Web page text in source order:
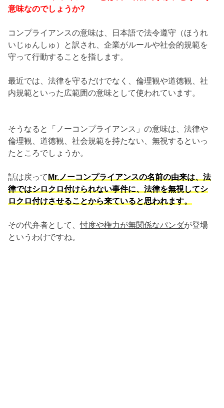
意味なのでしょうか?
コンプライアンスの意味は、日本語で法令遵守（ほうれ
いじゅんしゅ）と訳され、企業がルールや社会的規範を
守って行動することを指します。
最近では、法律を守るだけでなく、倫理観や道徳観、社
内規範といった広範囲の意味として使われています。
そうなると「ノーコンプライアンス」の意味は、法律や
倫理観、道徳観、社会規範を持たない、無視するといっ
たところでしょうか。
話は戻ってMr.ノーコンプライアンスの名前の由来は、法
律ではシロクロ付けられない事件に、法律を無視してシ
ロクロ付けさせることから来ていると思われます。
その代弁者として、忖度や権力が無関係なパンダが登場
というわけですね。